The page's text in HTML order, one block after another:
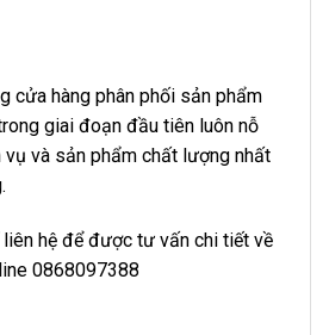
cửa hàng phân phối sản phẩm
giai đoạn đầu tiên luôn nỗ
vụ và sản phẩm chất lượng nhất
liên hệ để được tư vấn chi tiết về
0868097388